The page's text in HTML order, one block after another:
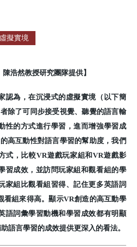
虛擬實境
浩然教授研究團隊提供】
為，在沉浸式的虛擬實境（以下簡
除了可同步接受視覺、聽覺的語言輸
性的方式進行學習，進而增強學習成
高互動性對語言學習的幫助度，我們
式，比較VR遊戲玩家組和VR遊戲影
習成效，並訪問玩家組和觀看組的學
家組比觀看組習得、記住更多英語詞
看組來得高。顯示VR創造的高互動學
語詞彙學習動機和學習成效都有明顯
語言學習的成效提供更深入的看法。